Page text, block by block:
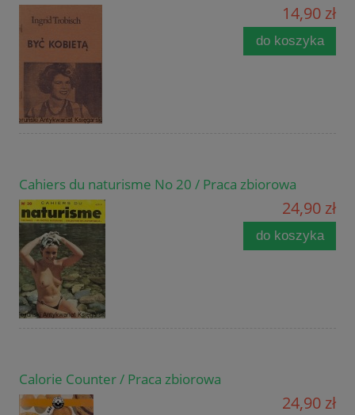
14,90 zł
do koszyka
Cahiers du naturisme No 20 / Praca zbiorowa
24,90 zł
do koszyka
Calorie Counter / Praca zbiorowa
24,90 zł